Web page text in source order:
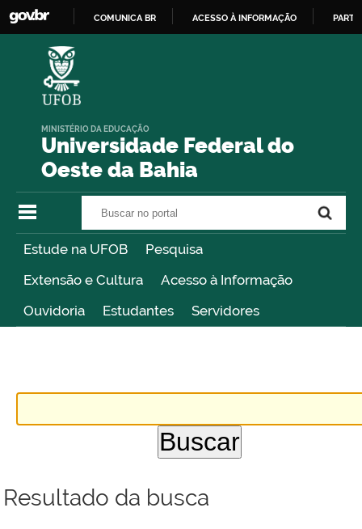
COMUNICA BR ACESSO À INFORMAÇÃO
Universidade Federal do
Oeste da Bahia
MINISTÉRIO DA EDUCAÇÃO
Estude na UFOB
Pesquisa
Extensão e Cultura
Acesso à Informação
Ouvidoria
Estudantes Servidores
Resultado da busca